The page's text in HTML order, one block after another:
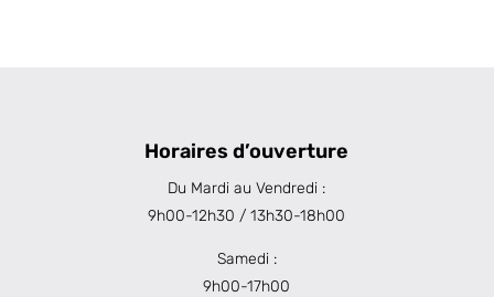
Horaires d’ouverture
Du Mardi au Vendredi :
9h00-12h30 / 13h30-18h00
Samedi :
9h00-17h00